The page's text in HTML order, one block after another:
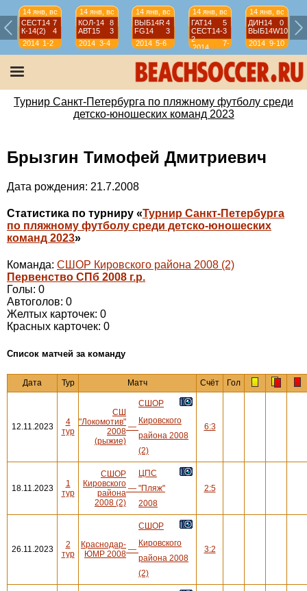
14 янв, вс
СЕСТ14 7
К-14(2)
4
2014 1-2
14 янв, вс
КОЛ-14
8
АВТ15
3
2014 3-4
14 янв, вс
ВЫБ14R 4
FG14
3
2014 5-6
14 янв, вс
ГАТ14
5
СЕСТ14-
2
3
2014
7-
8
14 янв, вс
ДИН14
0
ВЫБ14W10
2014 9-10
Турнир Санкт-Петербурга по пляжному футболу среди
детско-юношеских команд 2023
Брызгин Тимофей Дмитриевич
Дата рождения: 21.7.2008
Статистика по турниру «Турнир Санкт-Петербурга
по пляжному футболу среди детско-юношеских
команд 2023»
Команда: СШОР Кировского района 2008 (2)
Первенство СПб 2008 г.р.
Голы: 0
Автоголов: 0
Желтых карточек: 0
Красных карточек: 0
Cписок матчей за команду
Дата Тур Матч Счёт Гол
12.11.2023
4
тур
СШ
"Локомотив"
2008
(рыжие)
—
СШОР
Кировского
района 2008
(2)
6:3
18.11.2023
1
тур
СШОР
Кировского
района
2008 (2)
—
ЦПС
"Пляж"
2008
2:5
26.11.2023
2
тур
Краснодар-
ЮМР 2008 —
СШОР
Кировского
района 2008
(2)
3:2